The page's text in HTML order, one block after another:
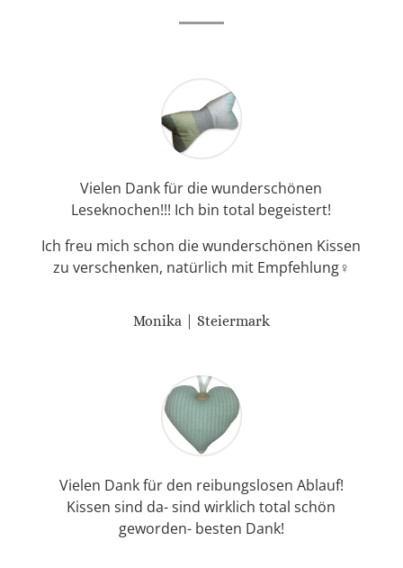
Vielen Dank für die wunderschönen
Leseknochen!!! Ich bin total begeistert!
Ich freu mich schon die wunderschönen Kissen
zu verschenken, natürlich mit Empfehlung♀️
Monika | Steiermark
Vielen Dank für den reibungslosen Ablauf!
Kissen sind da- sind wirklich total schön
geworden- besten Dank!